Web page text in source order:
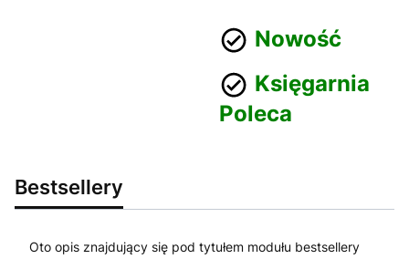
Nowość
Księgarnia
Poleca
Bestsellery
Oto opis znajdujący się pod tytułem modułu bestsellery